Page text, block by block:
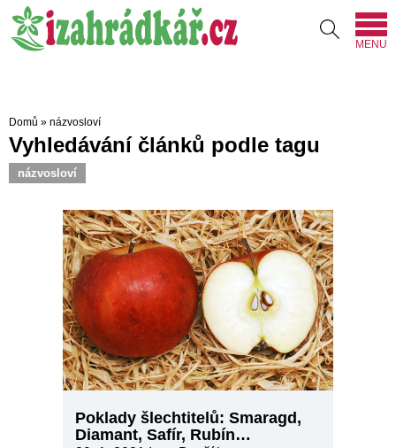
MENU
Domů » názvosloví
Vyhledávání článků podle tagu
názvosloví
Poklady šlechtitelů: Smaragd,
Diamant, Safír, Rubín…